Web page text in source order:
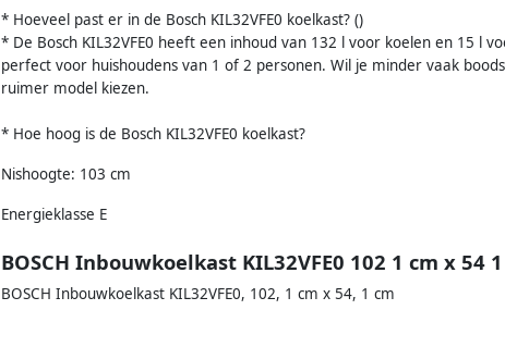
* Hoeveel past er in de Bosch KIL32VFE0 koelkast? ()
* De Bosch KIL32VFE0 heeft een inhoud van 132 l voor koelen en 15 l
perfect voor huishoudens van 1 of 2 personen. Wil je minder vaak
ruimer model kiezen.
* Hoe hoog is de Bosch KIL32VFE0 koelkast?
Nishoogte: 103 cm
Energieklasse E
BOSCH Inbouwkoelkast KIL32VFE0 102 1 cm x 54
BOSCH Inbouwkoelkast KIL32VFE0, 102, 1 cm x 54, 1 cm